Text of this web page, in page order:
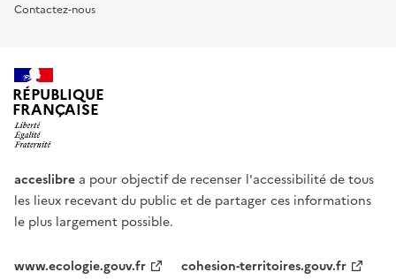
Contactez-nous
RÉPUBLIQUE
FRANÇAISE
acceslibre a pour objectif de recenser l'accessibilité de tous
les lieux recevant du public et de partager ces informations
le plus largement possible.
www.ecologie.gouv.fr
cohesion-territoires.gouv.fr